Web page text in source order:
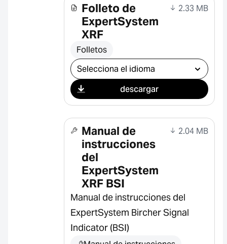
Folleto de
ExpertSystem
XRF
2.33 MB
Folletos
Seleccionar descarga
descargar
Manual de
instrucciones
del
ExpertSystem
XRF BSI
2.04 MB
Manual de instrucciones del
ExpertSystem Bircher Signal
Indicator (BSI)